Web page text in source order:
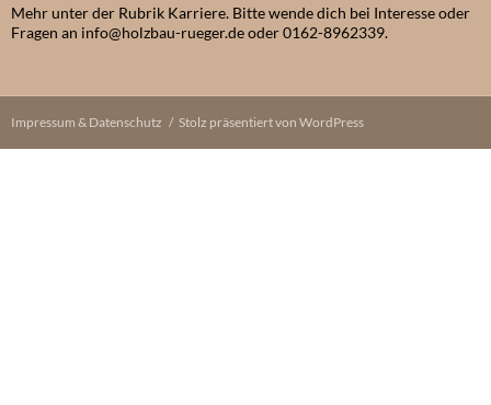
Mehr unter der Rubrik Karriere. Bitte wende dich bei Interesse oder
Fragen an info@holzbau-rueger.de oder 0162-8962339.
Impressum & Datenschutz Stolz präsentiert von WordPress